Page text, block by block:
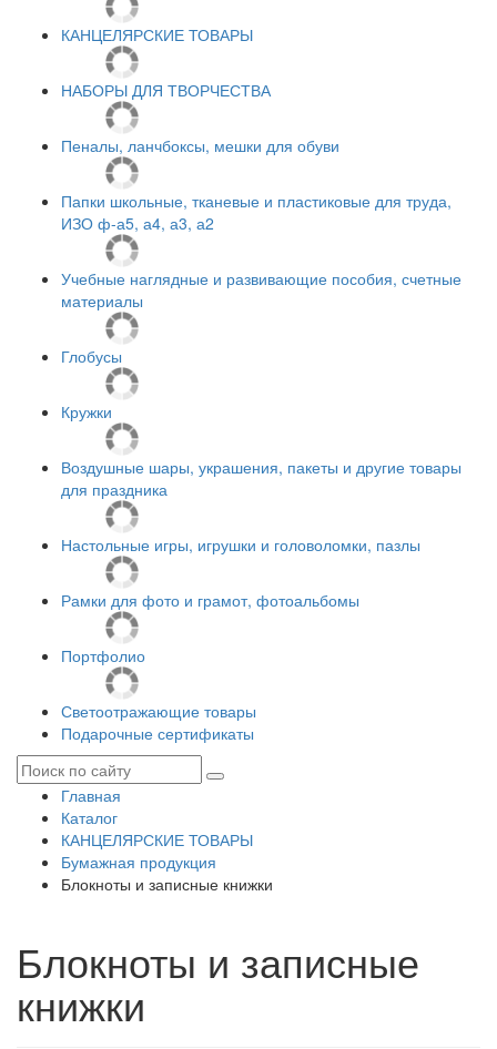
КАНЦЕЛЯРСКИЕ ТОВАРЫ
НАБОРЫ ДЛЯ ТВОРЧЕСТВА
Пеналы, ланчбоксы, мешки для обуви
Папки школьные, тканевые и пластиковые для труда,
ИЗО ф-а5, а4, а3, а2
Учебные наглядные и развивающие пособия, счетные
материалы
Глобусы
Кружки
Воздушные шары, украшения, пакеты и другие товары
для праздника
Настольные игры, игрушки и головоломки, пазлы
Рамки для фото и грамот, фотоальбомы
Портфолио
Светоотражающие товары
Подарочные сертификаты
Главная
Каталог
КАНЦЕЛЯРСКИЕ ТОВАРЫ
Бумажная продукция
Блокноты и записные книжки
Блокноты и записные
книжки